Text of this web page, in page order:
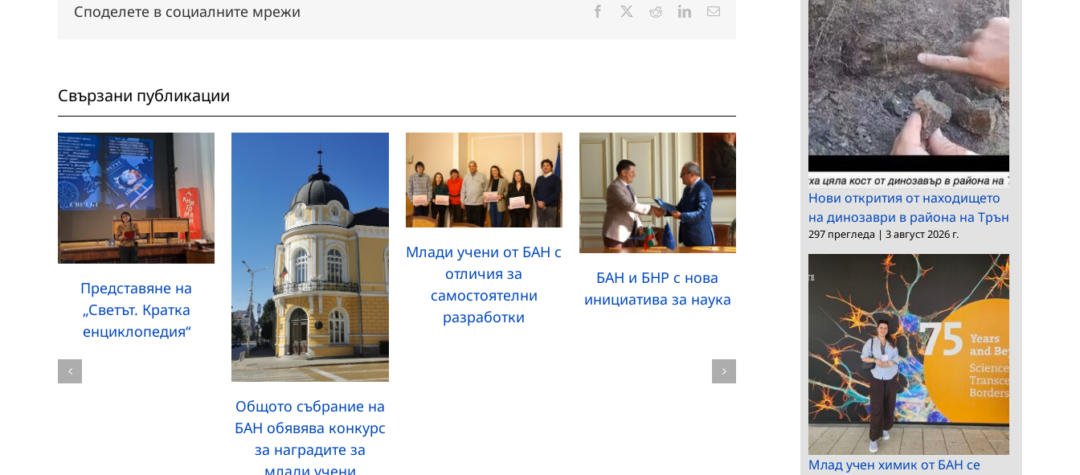
Споделете в социалните мрежи Facebook RedditLinkedInЕлектронна
Свързани публикации
Представяне на
„Светът. Кратка
енциклопедия“
Общото събрание на
БАН обявява конкурс
за наградите за
Млади учени от БАН с
отличия за
самостоятелни
разработки
БАН и БНР с нова
инициатива за наука
Делегация от БАН
посети Монголската
академия на науките
в Улан Батор
Делегация на БАН на
посещение във
Виетнам
Нови открития от находището
на динозаври в района на Трън
297 прегледа | 3 август 2026 г.
Млад учен химик от БАН се